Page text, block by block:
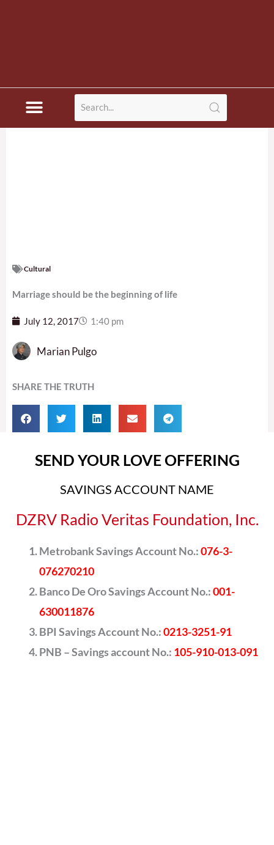
Cultural
Marriage should be the beginning of life
July 12, 2017 1:40 pm
Marian Pulgo
SHARE THE TRUTH
SEND YOUR LOVE OFFERING
SAVINGS ACCOUNT NAME
DZRV Radio Veritas Foundation, Inc.
Metrobank Savings Account No.:076-3-
076270210
Banco De Oro Savings Account No.:001-
630011876
BPI Savings Account No.:0213-3251-91
PNB – Savings account No.: 105-910-013-091